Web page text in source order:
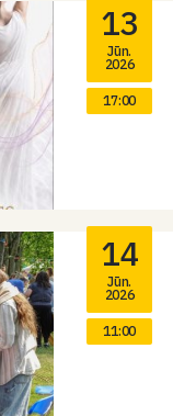
13
Jūn.
2026
17:00
14
Jūn.
2026
11:00